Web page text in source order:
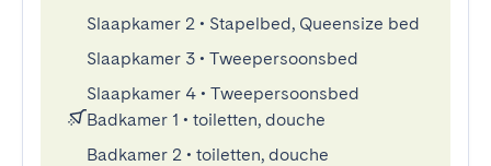
Slaapkamer 2 • Stapelbed, Queensize bed
Slaapkamer 3 • Tweepersoonsbed
Slaapkamer 4 • Tweepersoonsbed
Badkamer 1 • toiletten, douche
Badkamer 2 • toiletten, douche